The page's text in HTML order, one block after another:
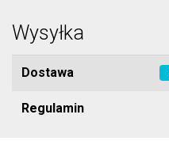
Wysyłka
Dostawa
Regulamin